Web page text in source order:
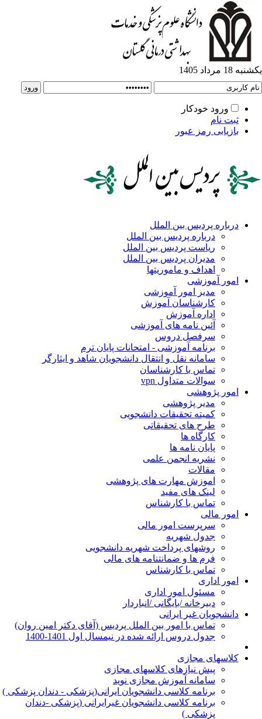
ورود خودکار
نام
رمز عبور
پردیس بین الملل
درباره پردیس بین الملل
ریاست پردیس بین الملل
مدیران پردیس بین الملل
اهداف و ماموریتها
آموزشی
مدیر امور آموزشی
کارشناسان آموزش
اداره آموزش
آئین نامه های آموزشی
سرفصل دروس
برنامه آموزشی - امتحانات پایان ترم
سامانه نقل و انتقال دانشجویان شاهد و ایثارگر
تماس با کارشناسان
سوالات متداول vpn
پژوهشی
مدیر پژوهشی
کمیته تحقیقات دانشجویی
طرح های تحقیقاتی
کارگاه ها
پایان نامه ها
نشریه انجمن علمی
مقالات
اموزش مهارت های پژوهشی
لینک های مفید
تماس با کارشناس
مالی
سرپرست امور مالی
جدول شهریه
روشهای پرداخت شهریه دانشجویی
فرم ها و ضمانتنامه های مالی
تماس با کارشناس
اداری
مسئول امور اداری
دبیرخانه /بایگانی /انباردار
غیر ایرانی
تماس با امور بین الملل پردیس (آقای دکتر امین روان)
جدول دروس ارائه شده در نیمسال اول 1401-1400
مجازی
پیش نیازهای کلاسهای مجازی
سامانه آموزش مجازی نوید
برنامه کلاسی دانشجویان ایرانی(پزشکی - دندان پزشکی )
برنامه کلاسی دانشجویان غیرایرانی (پزشکی -دندان
پزشکی )